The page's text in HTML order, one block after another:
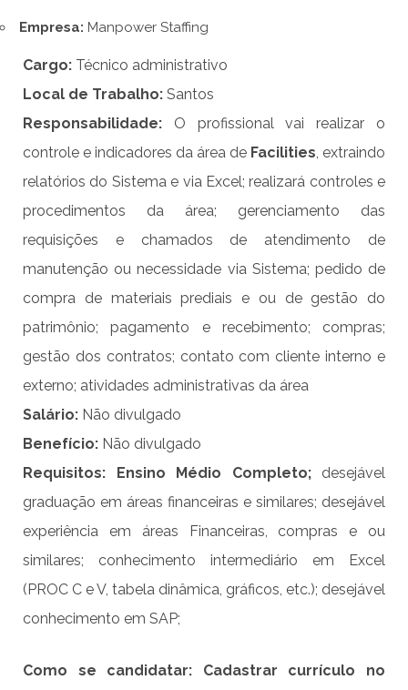
Empresa: Manpower Staffing
Cargo: Técnico administrativo
Local de Trabalho: Santos
Responsabilidade: O profissional vai realizar o
controle e indicadores da área de Facilities, extraindo
relatórios do Sistema e via Excel; realizará controles e
procedimentos da área; gerenciamento das
requisições e chamados de atendimento de
manutenção ou necessidade via Sistema; pedido de
compra de materiais prediais e ou de gestão do
patrimônio; pagamento e recebimento; compras;
gestão dos contratos; contato com cliente interno e
externo; atividades administrativas da área
Salário: Não divulgado
Benefício: Não divulgado
Requisitos: Ensino Médio Completo; desejável
graduação em áreas financeiras e similares; desejável
experiência em áreas Financeiras, compras e ou
similares; conhecimento intermediário em Excel
(PROC C e V, tabela dinâmica, gráficos, etc.); desejável
conhecimento em SAP;
Como se candidatar: Cadastrar currículo no